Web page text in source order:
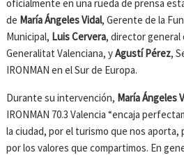
oficialmente en una rueda de prensa
de María Ángeles Vidal, Gerente de la
Municipal, Luis Cervera, director general
Generalitat Valenciana, yAgustí Pérez,
IRONMAN en el Sur de Europa.
Durante su intervención, María Ángeles
IRONMAN 70.3 Valencia “encaja
la ciudad, por el turismo que nos
por los valores que compartimos. En